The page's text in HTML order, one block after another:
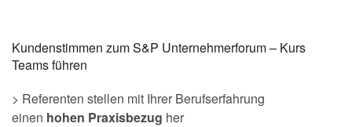
Kundenstimmen zum S&P Unternehmerforum – Kurs
Teams führen
> Referenten stellen mit Ihrer Berufserfahrung
einen hohen Praxisbezug her